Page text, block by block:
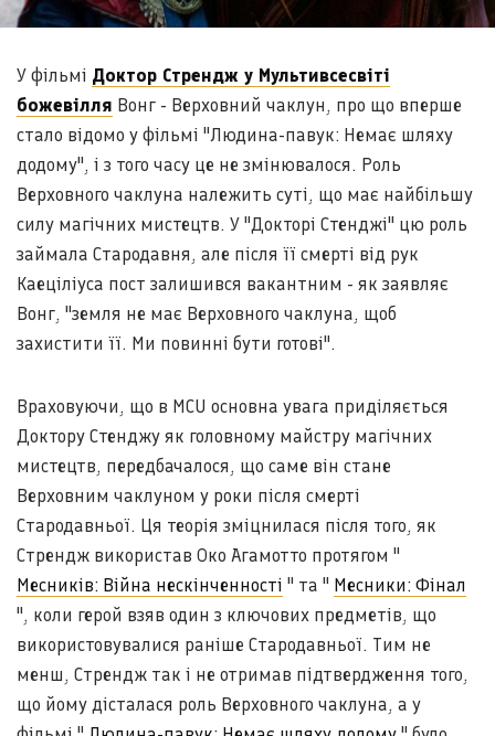
У фільмі Доктор Стрендж у Мультивсесвіті
божевілля Вонг - Верховний чаклун, про що вперше
стало відомо у фільмі "Людина-павук: Немає шляху
додому", і з того часу це не змінювалося. Роль
Верховного чаклуна належить суті, що має найбільшу
силу магічних мистецтв. У "Докторі Стенджі" цю роль
займала Стародавня, але після її смерті від рук
Каеціліуса пост залишився вакантним - як заявляє
Вонг, "земля не має Верховного чаклуна, щоб
захистити її. Ми повинні бути готові".
Враховуючи, що в MCU основна увага приділяється
Доктору Стенджу як головному майстру магічних
мистецтв, передбачалося, що саме він стане
Верховним чаклуном у роки після смерті
Стародавньої. Ця теорія зміцнилася після того, як
Стрендж використав Око Агамотто протягом "
Месників: Війна нескінченності " та " Месники: Фінал
", коли герой взяв один з ключових предметів, що
використовувалися раніше Стародавньої. Тим не
менш, Стрендж так і не отримав підтвердження того,
що йому дісталася роль Верховного чаклуна, а у